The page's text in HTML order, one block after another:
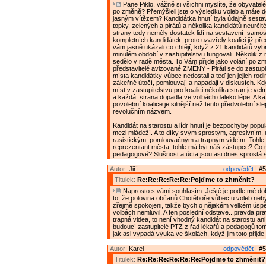
Pane Piklo, vážně si všichni myslíte, že
po změně? Přemýšleli jste o výsledku voleb a máte
jasným vítězem? Kandidátka hnutí byla údajně
topky, zelených a pirátů a několika kandidátů
strany tedy neměly dostatek lidí na sestavení
kompletních kandidátek, proto uzavřely koalici již
vám jasně ukázali co chtějí, když z 21 kandidátů
minulém období v zastupitelstvu fungovali. Několik z
sedělo v radě města. To Vám přijde jako volání po
představitelé avizované ZMĚNY - Piráti se do
místa kandidátky vůbec nedostali a teď jen jejich
zákeřně útočí, pomlouvají a napadají v diskusích.
míst v zastupitelstvu pro koalici několika stran je
a každá strana dopadla ve volbách daleko lépe. A
povolební koalice je silnější než tento předvolební
revolučním názvem.
Kandidát na starostu a lídr hnutí je bezpochyby
mezi mládeží. A to díky svým sprostým, agresivním,
rasistickým, pomlouvačným a trapným videím. Tohle
reprezentant města, tohle má být náš zástupce? Co
pedagogové? Slušnost a úcta jsou asi dnes sprostá
odpovědět |
Autor: Jiří
Titulek: Re:Re:Re:Re:Re:Pojďme to zhměnit?
Naprosto s vámi souhlasím. Ještě je podle mě
to, že polovina občanů Chotěboře vůbec u voleb
zřejmě spokojeni, takže bych o nějakém velkém
volbách nemluvil. A ten poslední odstave...pravda
trapná videa, to není vhodný kandidát na starostu
budoucí zastupitelé PTZ z řad lékařů a pedagogů
jak asi vypadá výuka ve školách, když jim toto
odpovědět |
Autor: Karel
Titulek: Re:Re:Re:Re:Re:Re:Pojďme to zhměnit?